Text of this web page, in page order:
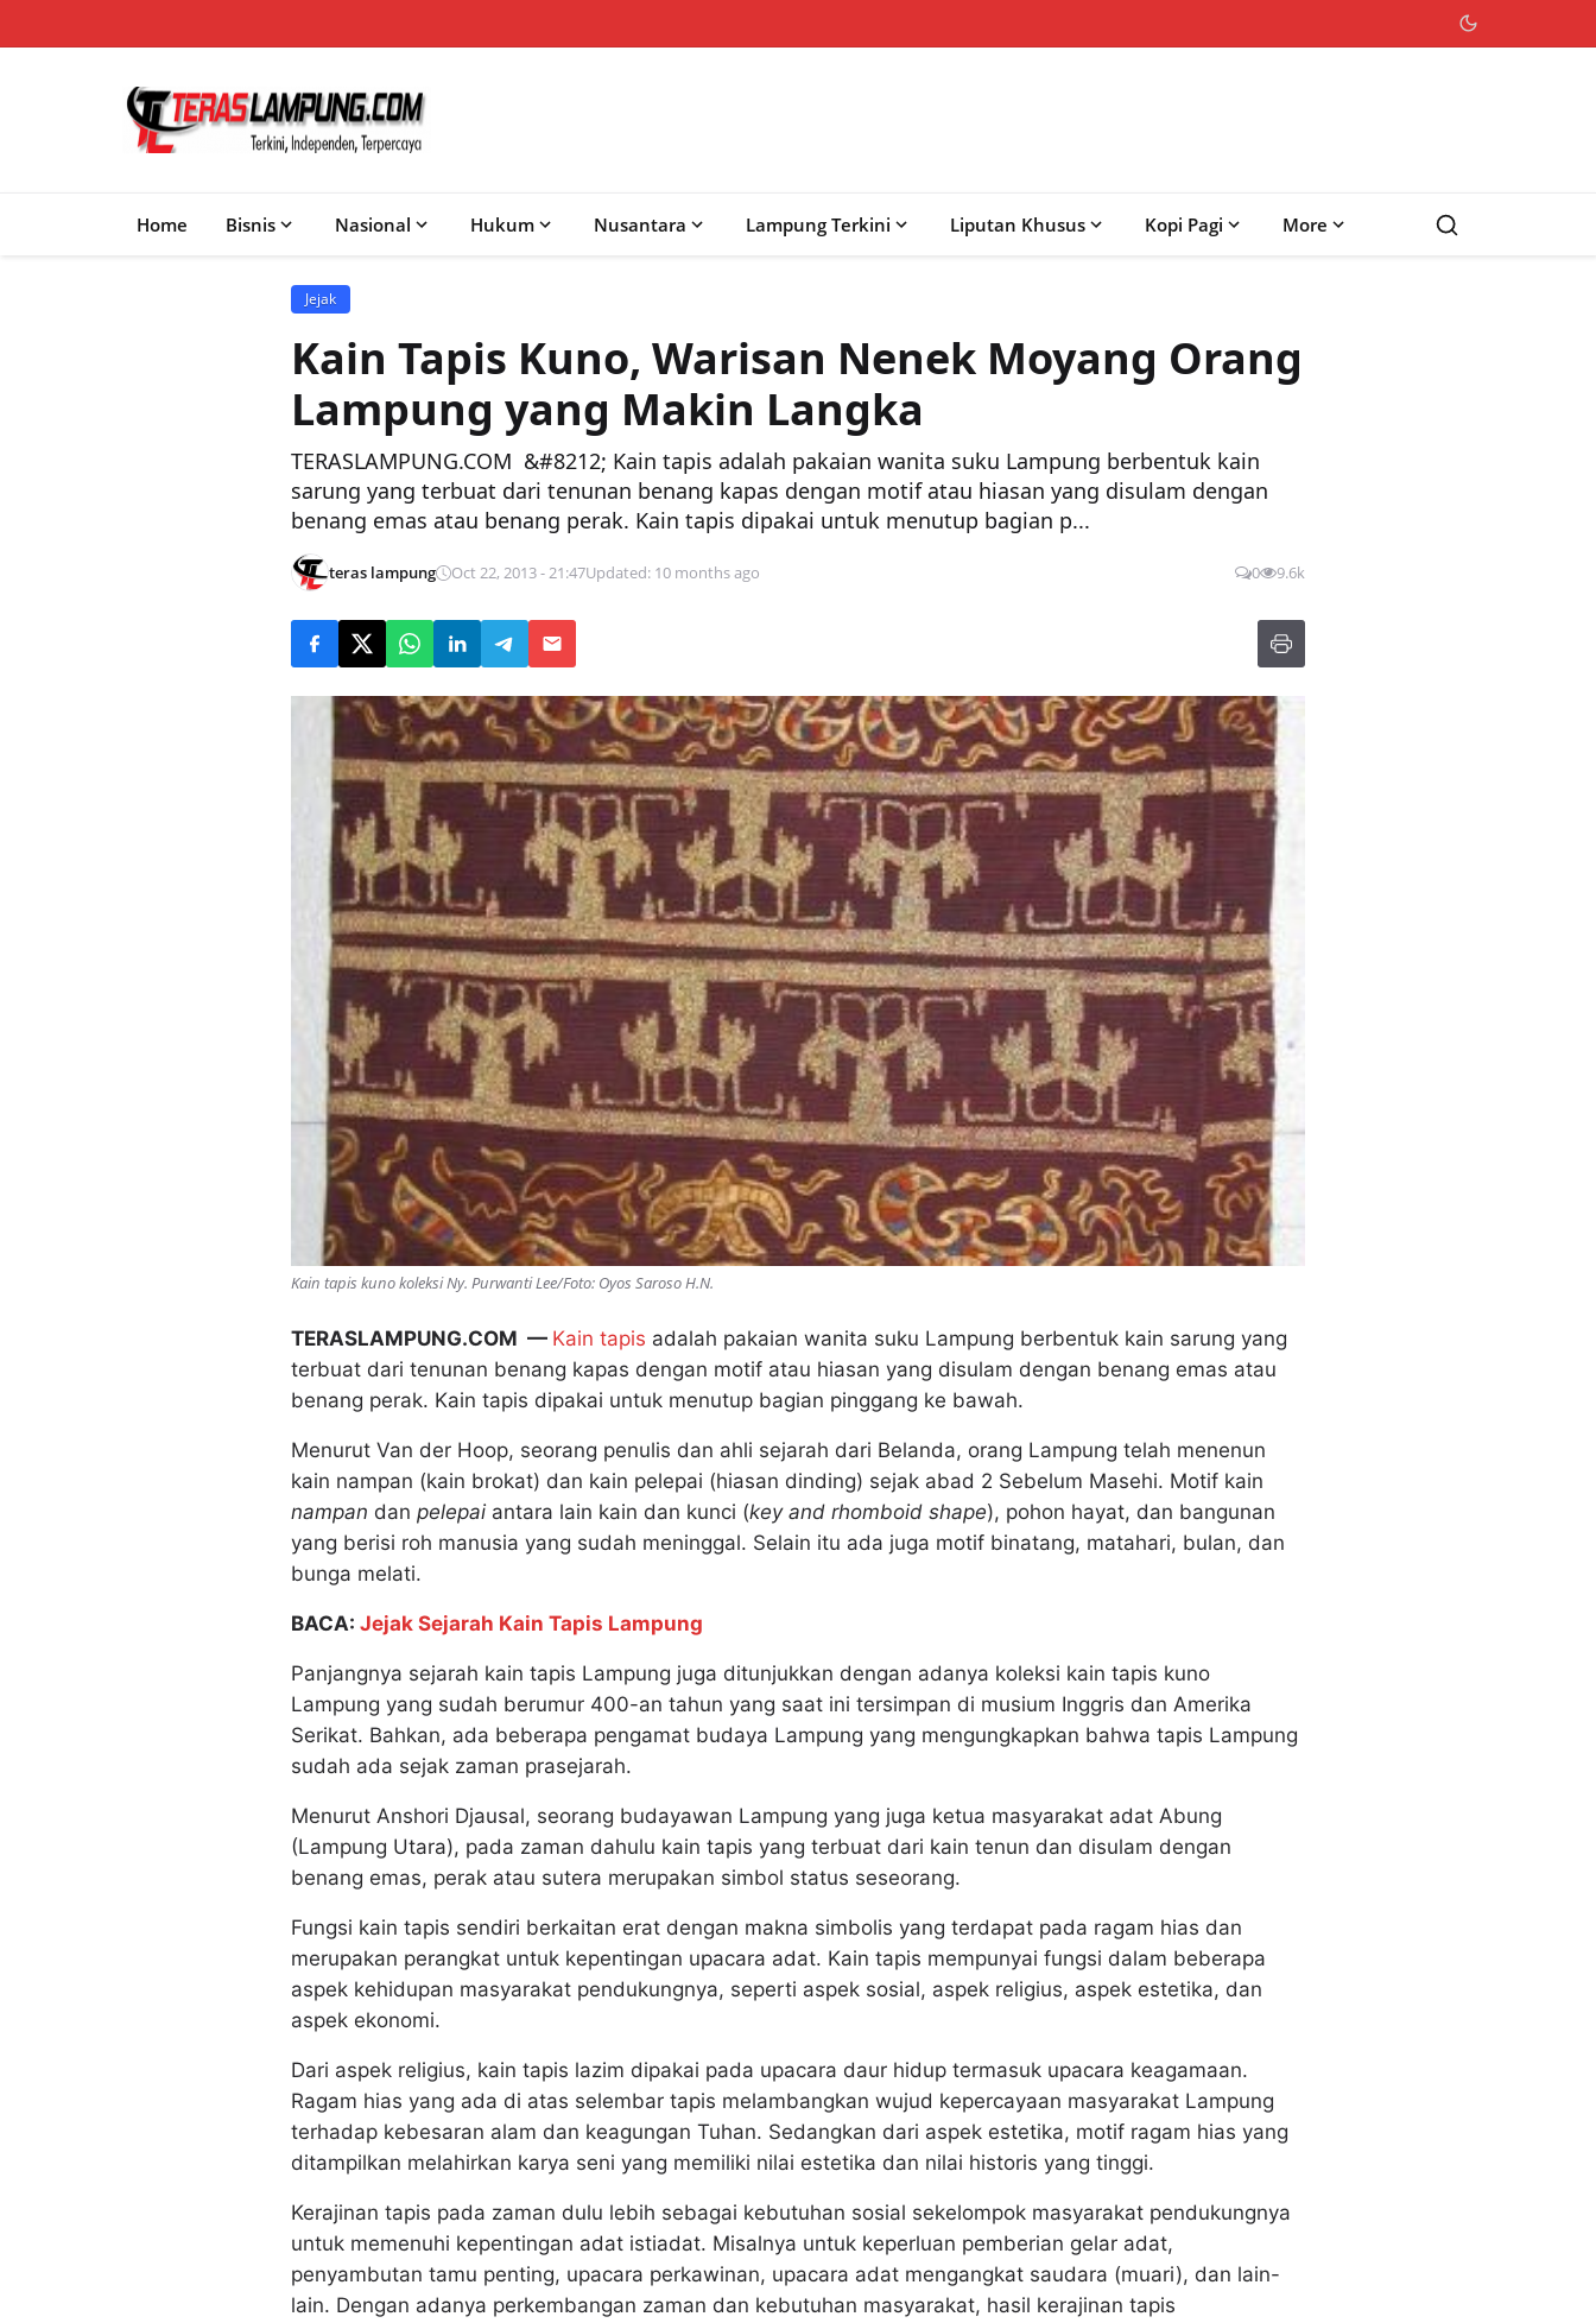
Home Bisnis Nasional Hukum Nusantara Lampung Terkini Liputan Khusus Kopi Pagi More
Jejak
Kain Tapis Kuno, Warisan Nenek Moyang Orang
Lampung yang Makin Langka
TERASLAMPUNG.COM &#8212; Kain tapis adalah pakaian wanita suku Lampung berbentuk kain
sarung yang terbuat dari tenunan benang kapas dengan motif atau hiasan yang disulam dengan
benang emas atau benang perak. Kain tapis dipakai untuk menutup bagian p...
teras lampung Oct 22, 2013 - 21:47Updated: 10 months ago 0 9.6k
Kain tapis kuno koleksi Ny. Purwanti Lee/Foto: Oyos Saroso H.N.
TERASLAMPUNG.COM — Kain tapis adalah pakaian wanita suku Lampung berbentuk kain sarung yang
terbuat dari tenunan benang kapas dengan motif atau hiasan yang disulam dengan benang emas atau
benang perak. Kain tapis dipakai untuk menutup bagian pinggang ke bawah.
Menurut Van der Hoop, seorang penulis dan ahli sejarah dari Belanda, orang Lampung telah menenun
kain nampan (kain brokat) dan kain pelepai (hiasan dinding) sejak abad 2 Sebelum Masehi. Motif kain
nampan danpelepai antara lain kain dan kunci (key and rhomboid shape), pohon hayat, dan bangunan
yang berisi roh manusia yang sudah meninggal. Selain itu ada juga motif binatang, matahari, bulan, dan
bunga melati.
BACA:Jejak Sejarah Kain Tapis Lampung
Panjangnya sejarah kain tapis Lampung juga ditunjukkan dengan adanya koleksi kain tapis kuno
Lampung yang sudah berumur 400-an tahun yang saat ini tersimpan di musium Inggris dan Amerika
Serikat. Bahkan, ada beberapa pengamat budaya Lampung yang mengungkapkan bahwa tapis Lampung
sudah ada sejak zaman prasejarah.
Menurut Anshori Djausal, seorang budayawan Lampung yang juga ketua masyarakat adat Abung
(Lampung Utara), pada zaman dahulu kain tapis yang terbuat dari kain tenun dan disulam dengan
benang emas, perak atau sutera merupakan simbol status seseorang.
Fungsi kain tapis sendiri berkaitan erat dengan makna simbolis yang terdapat pada ragam hias dan
merupakan perangkat untuk kepentingan upacara adat. Kain tapis mempunyai fungsi dalam beberapa
aspek kehidupan masyarakat pendukungnya, seperti aspek sosial, aspek religius, aspek estetika, dan
aspek ekonomi.
Dari aspek religius, kain tapis lazim dipakai pada upacara daur hidup termasuk upacara keagamaan.
Ragam hias yang ada di atas selembar tapis melambangkan wujud kepercayaan masyarakat Lampung
terhadap kebesaran alam dan keagungan Tuhan. Sedangkan dari aspek estetika, motif ragam hias yang
ditampilkan melahirkan karya seni yang memiliki nilai estetika dan nilai historis yang tinggi.
Kerajinan tapis pada zaman dulu lebih sebagai kebutuhan sosial sekelompok masyarakat pendukungnya
untuk memenuhi kepentingan adat istiadat. Misalnya untuk keperluan pemberian gelar adat,
penyambutan tamu penting, upacara perkawinan, upacara adat mengangkat saudara (muari), dan lain-
lain. Dengan adanya perkembangan zaman dan kebutuhan masyarakat, hasil kerajinan tapis